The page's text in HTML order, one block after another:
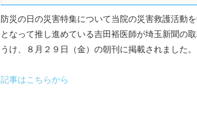
防災の日の災害特集について当院の災害救護活動
となって推し進めている吉田裕医師が埼玉新聞の
うけ、８月２９日（金）の朝刊に掲載されました。
記事はこちらから